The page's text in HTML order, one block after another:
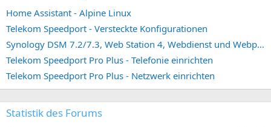
Home Assistant - Alpine Linux
Telekom Speedport - Versteckte Konfigurationen
Synology DSM 7.2/7.3, Web Station 4, Webdienst und Webportal erstellen (ehemals vHost)
Telekom Speedport Pro Plus - Telefonie einrichten
Telekom Speedport Pro Plus - Netzwerk einrichten
Statistik des Forums